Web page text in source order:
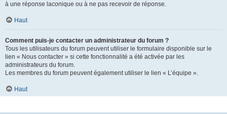
à une réponse laconique ou à ne pas recevoir de réponse.
Haut
Comment puis-je contacter un administrateur du forum ?
Tous les utilisateurs du forum peuvent utiliser le formulaire disponible sur le
lien « Nous contacter » si cette fonctionnalité a été activée par les
administrateurs du forum.
Les membres du forum peuvent également utiliser le lien « L’équipe ».
Haut